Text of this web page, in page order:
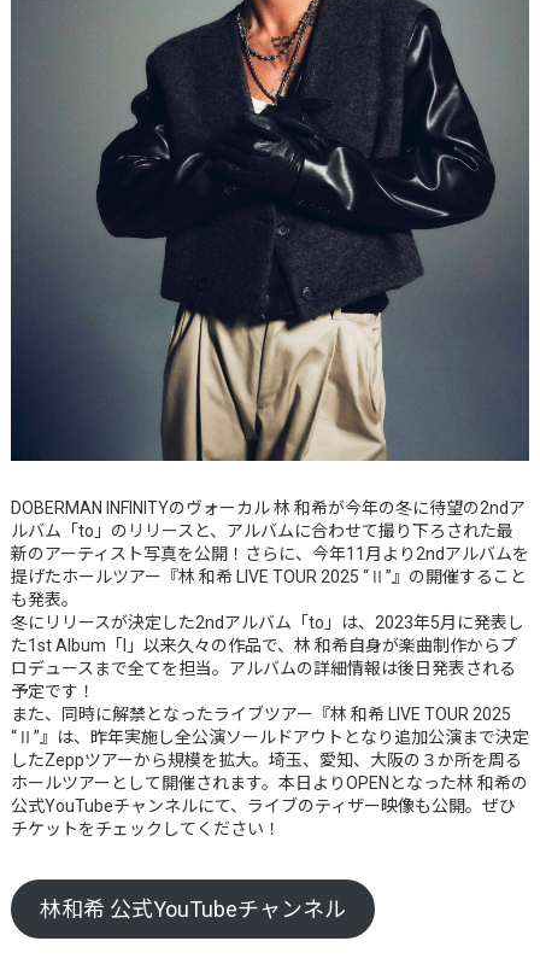
DOBERMAN INFINITYのヴォーカル 林 和希が今年の冬に待望の2ndア
ルバム「to」のリリースと、アルバムに合わせて撮り下ろされた最
新のアーティスト写真を公開！さらに、今年11月より2ndアルバムを
提げたホールツアー『林 和希 LIVE TOUR 2025 “Ⅱ”』の開催すること
も発表。
冬にリリースが決定した2ndアルバム「to」は、2023年5月に発表し
た1st Album「I」以来久々の作品で、林 和希自身が楽曲制作からプ
ロデュースまで全てを担当。アルバムの詳細情報は後日発表される
予定です！
また、同時に解禁となったライブツアー『林 和希 LIVE TOUR 2025
“Ⅱ”』は、昨年実施し全公演ソールドアウトとなり追加公演まで決定
したZeppツアーから規模を拡大。埼玉、愛知、大阪の３か所を周る
ホールツアーとして開催されます。本日よりOPENとなった林 和希の
公式YouTubeチャンネルにて、ライブのティザー映像も公開。ぜひ
チケットをチェックしてください！
林和希 公式YouTubeチャンネル